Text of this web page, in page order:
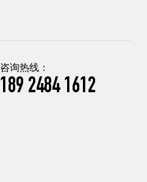
咨询热线：
189 2484 1612